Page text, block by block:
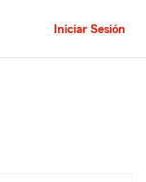
Iniciar Sesión